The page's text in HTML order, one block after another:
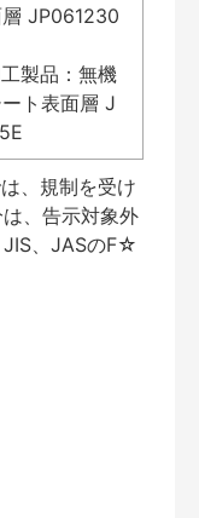
JP061230
製品：無機
ト表面層 J
、規制を受け
、告示対象外
JIS、JASのF☆